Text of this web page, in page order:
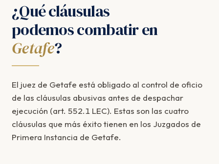
¿Qué cláusulas
podemos combatir en
Getafe?
El juez de Getafe está obligado al control de oficio
de las cláusulas abusivas antes de despachar
ejecución (art. 552.1 LEC). Estas son las cuatro
cláusulas que más éxito tienen en los Juzgados de
Primera Instancia de Getafe.